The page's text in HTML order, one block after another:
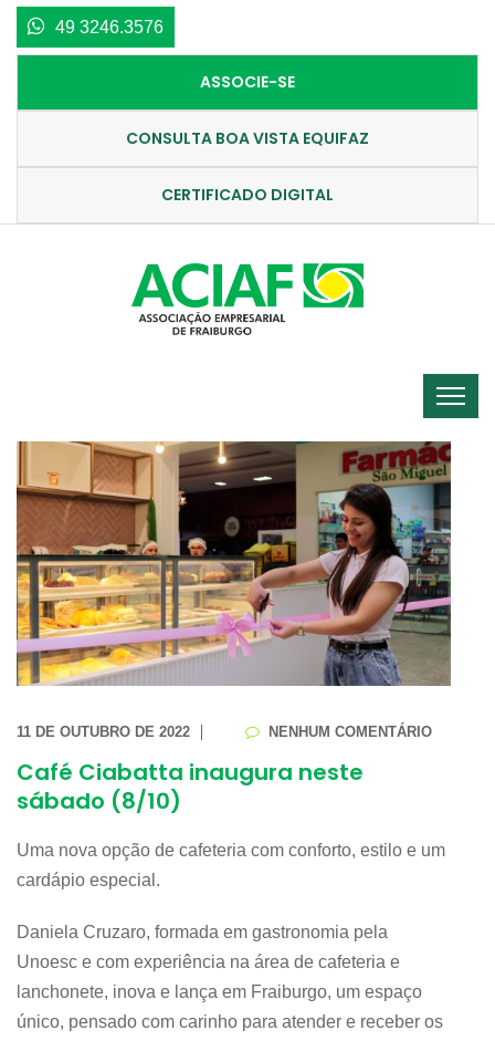
49 3246.3576
ASSOCIE-SE
CONSULTA BOA VISTA EQUIFAZ
CERTIFICADO DIGITAL
11 DE OUTUBRO DE 2022 NENHUM COMENTÁRIO
Café Ciabatta inaugura neste
sábado (8/10)
Uma nova opção de cafeteria com conforto, estilo e um
cardápio especial.
Daniela Cruzaro, formada em gastronomia pela
Unoesc e com experiência na área de cafeteria e
lanchonete, inova e lança em Fraiburgo, um espaço
único, pensado com carinho para atender e receber os